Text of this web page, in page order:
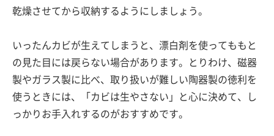
乾燥させてから収納するようにしましょう。
いったんカビが生えてしまうと、漂白剤を使ってももと
の見た目には戻らない場合があります。とりわけ、磁器
製やガラス製に比べ、取り扱いが難しい陶器製の徳利を
使うときには、「カビは生やさない」と心に決めて、し
っかりお手入れするのがおすすめです。